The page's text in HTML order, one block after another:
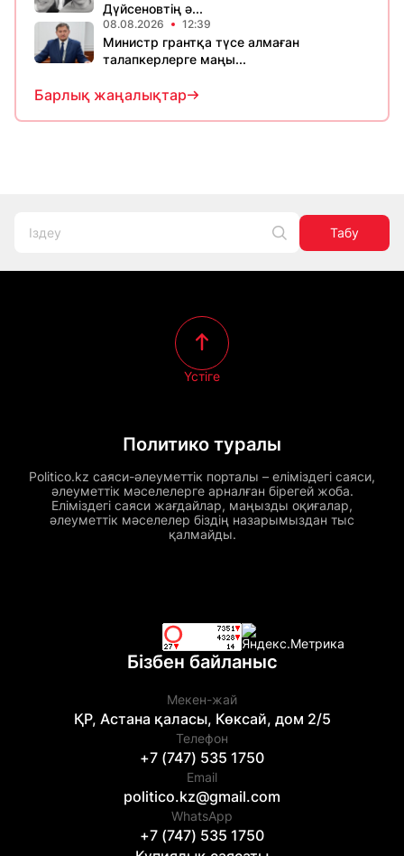
Дүйсеновтің ә...
08.08.2026 12:39
Министр грантқа түсе алмаған
талапкерлерге маңы...
Барлық жаңалықтар
Табу
Политико туралы
Politico.kz саяси-әлеуметтік порталы – еліміздегі саяси,
әлеуметтік мәселелерге арналған бірегей жоба.
Еліміздегі саяси жағдайлар, маңызды оқиғалар,
әлеуметтік мәселелер біздің назарымыздан тыс
қалмайды.
Үстіге
Бізбен байланыс
Мекен-жай
ҚР, Астана қаласы, Көксай, дом 2/5
Телефон
+7 (747) 535 1750
Email
politico.kz@gmail.com
WhatsApp
+7 (747) 535 1750